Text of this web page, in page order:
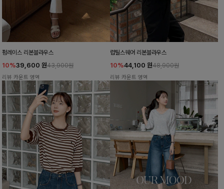
펌레이스 리본블라우스
10%39,600 원43,900원
리뷰 카운트 영역
럽틸스퀘어 리본블라우스
10%44,100 원48,900원
리뷰 카운트 영역